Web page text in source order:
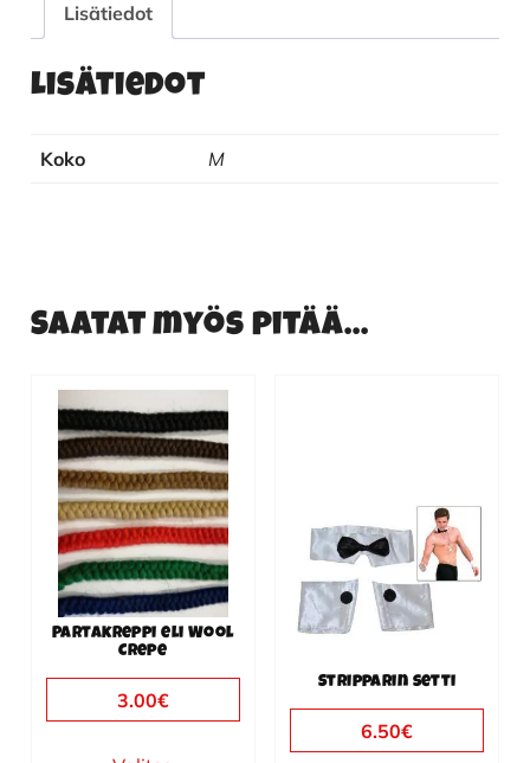
Lisätiedot
Lisätiedot
Koko M
Saatat myös pitää...
Partakreppi eli Wool
Crepe
3.00€
Tällä
tuotteella
on
useampi
muunnelma.
Voit
tehdä
valinnat
tuotteen
sivulla.
Stripparin setti
6.50€